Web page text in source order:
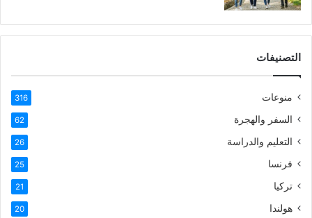
التصنيفات
منوعات 316
السفر والهجرة 62
التعليم والدراسة 26
فرنسا 25
تركيا 21
هولندا 20